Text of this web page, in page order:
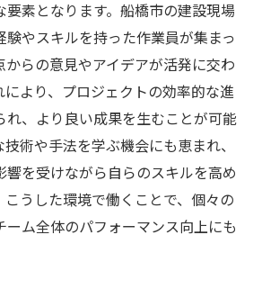
要素となります。船橋市の建設現場
験やスキルを持った作業員が集まっ
からの意見やアイデアが活発に交わ
により、プロジェクトの効率的な進
れ、より良い成果を生むことが可能
術や手法を学ぶ機会にも恵まれ、
を受けながら自らのスキルを高め
こうした環境で働くことで、個々の
ーム全体のパフォーマンス向上にも